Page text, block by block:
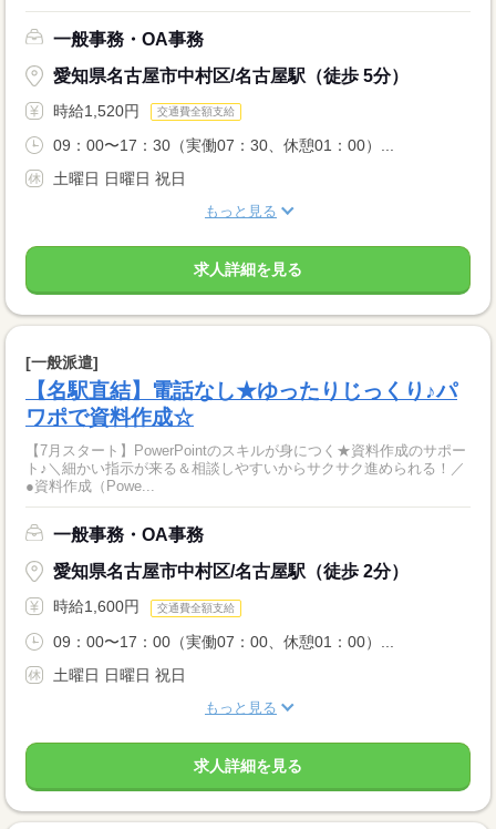
一般事務・OA事務
愛知県名古屋市中村区/名古屋駅（徒歩 5分）
時給1,520円 交通費全額支給
09：00〜17：30（実働07：30、休憩01：00）...
土曜日 日曜日 祝日
もっと見る
求人詳細を見る
[一般派遣]
【名駅直結】電話なし★ゆったりじっくり♪パ
ワポで資料作成☆
【7月スタート】PowerPointのスキルが身につく★資料作成のサポー
ト♪＼細かい指示が来る＆相談しやすいからサクサク進められる！／
●資料作成（Powe...
一般事務・OA事務
愛知県名古屋市中村区/名古屋駅（徒歩 2分）
時給1,600円 交通費全額支給
09：00〜17：00（実働07：00、休憩01：00）...
土曜日 日曜日 祝日
もっと見る
求人詳細を見る